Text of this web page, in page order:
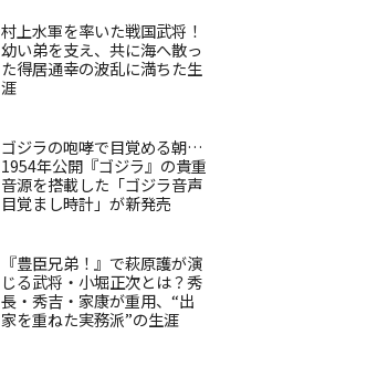
村上水軍を率いた戦国武将！
幼い弟を支え、共に海へ散っ
た得居通幸の波乱に満ちた生
涯
ゴジラの咆哮で目覚める朝…
1954年公開『ゴジラ』の貴重
音源を搭載した「ゴジラ音声
目覚まし時計」が新発売
『豊臣兄弟！』で萩原護が演
じる武将・小堀正次とは？秀
長・秀吉・家康が重用、“出
家を重ねた実務派”の生涯